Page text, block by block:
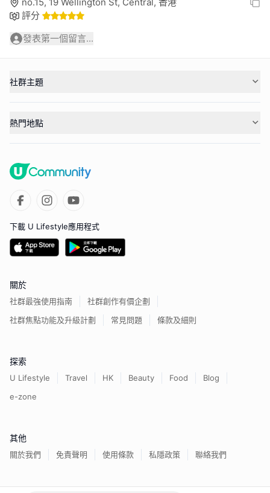
評分
發表第一個留言...
社群主題
熱門地點
下載 U Lifestyle應用程式
關於
社群最強使用指南
社群創作有價企劃
社群焦點功能及升級計劃
常見問題 條款及細則
探索
U Lifestyle Travel HK Beauty Food
Blog
e-zone
其他
關於我們 免責聲明 使用條款 私隱政策 聯絡我們